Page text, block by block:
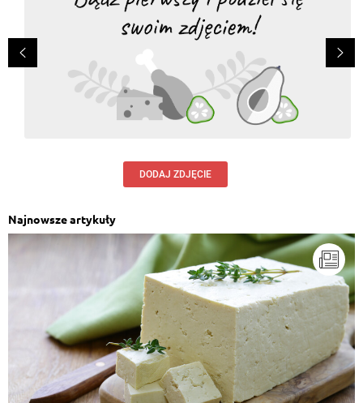
DODAJ ZDJĘCIE
Najnowsze artykuły